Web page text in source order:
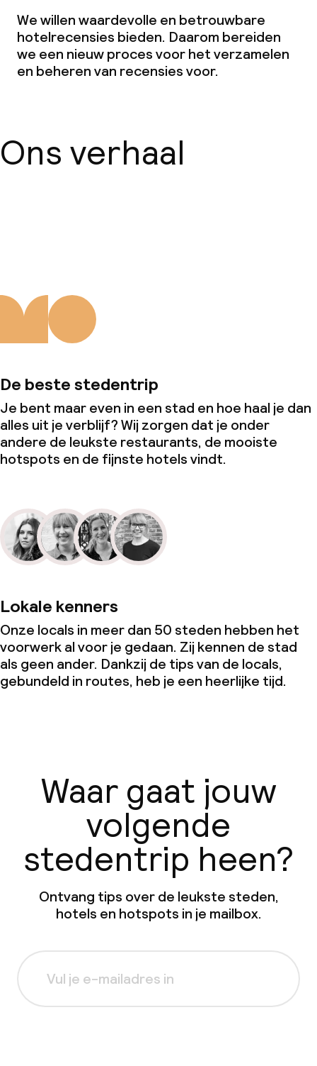
We willen waardevolle en betrouwbare
hotelrecensies bieden. Daarom bereiden
we een nieuw proces voor het verzamelen
en beheren van recensies voor.
Ons verhaal
De beste stedentrip
Je bent maar even in een stad en hoe haal je dan
alles uit je verblijf? Wij zorgen dat je onder
andere de leukste restaurants, de mooiste
hotspots en de fijnste hotels vindt.
Lokale kenners
Onze locals in meer dan 50 steden hebben het
voorwerk al voor je gedaan. Zij kennen de stad
als geen ander. Dankzij de tips van de locals,
gebundeld in routes, heb je een heerlijke tijd.
Waar gaat jouw
volgende
stedentrip heen?
Ontvang tips over de leukste steden,
hotels en hotspots in je mailbox.